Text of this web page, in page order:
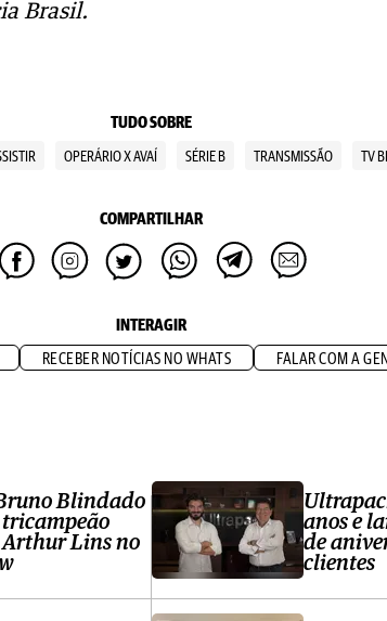
Brasil.
TUDO SOBRE
OPERÁRIO X AVAÍ SÉRIE B TRANSMISSÃO TV
COMPARTILHAR
INTERAGIR
RECEBER NOTÍCIAS NO WHATS FALAR COM A
Blindado
Lins no
anos e
de
clientes